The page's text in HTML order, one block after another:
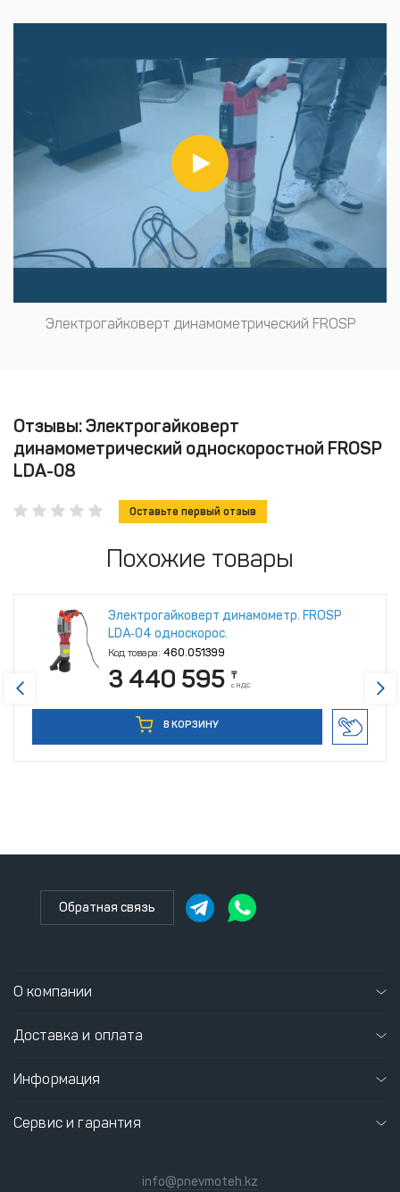
Электрогайковерт динамометрический FROSP
Отзывы: Электрогайковерт
динамометрический односкоростной FROSP
LDA-08
Оставьте первый отзыв
Похожие товары
Электрогайковерт динамометр. FROSP
LDA‑04 односкорос.
Код товара: 460.051399
3 440 595 ₸
с НДС
В КОРЗИНУ
Обратная связь
О компании
Доставка и оплата
Информация
Сервис и гарантия
info@pnevmoteh.kz